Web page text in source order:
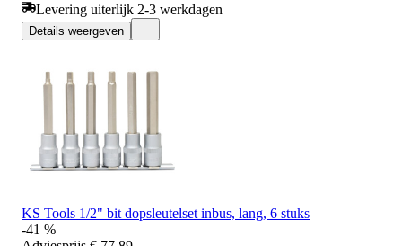
Levering uiterlijk 2-3 werkdagen
Details weergeven
KS Tools 1/2" bit dopsleutelset inbus, lang, 6 stuks
-41 %